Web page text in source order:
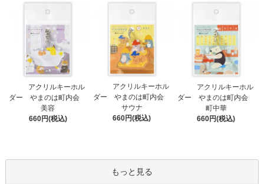
アクリルキーホル
ダー やまのは町内会
美容
660円(税込)
アクリルキーホル
ダー やまのは町内会
サウナ
660円(税込)
アクリルキーホル
ダー やまのは町内会
町中華
660円(税込)
もっと見る